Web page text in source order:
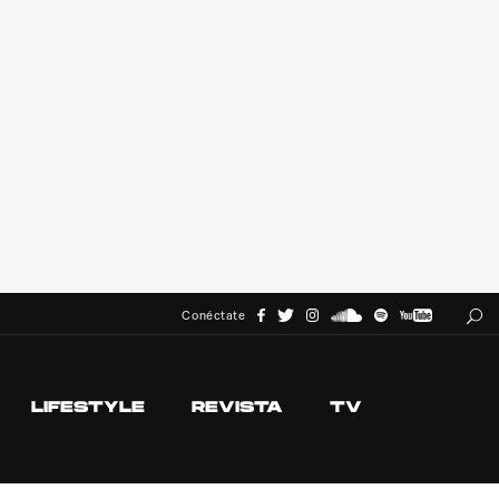
Conéctate
LIFESTYLE REVISTA TV